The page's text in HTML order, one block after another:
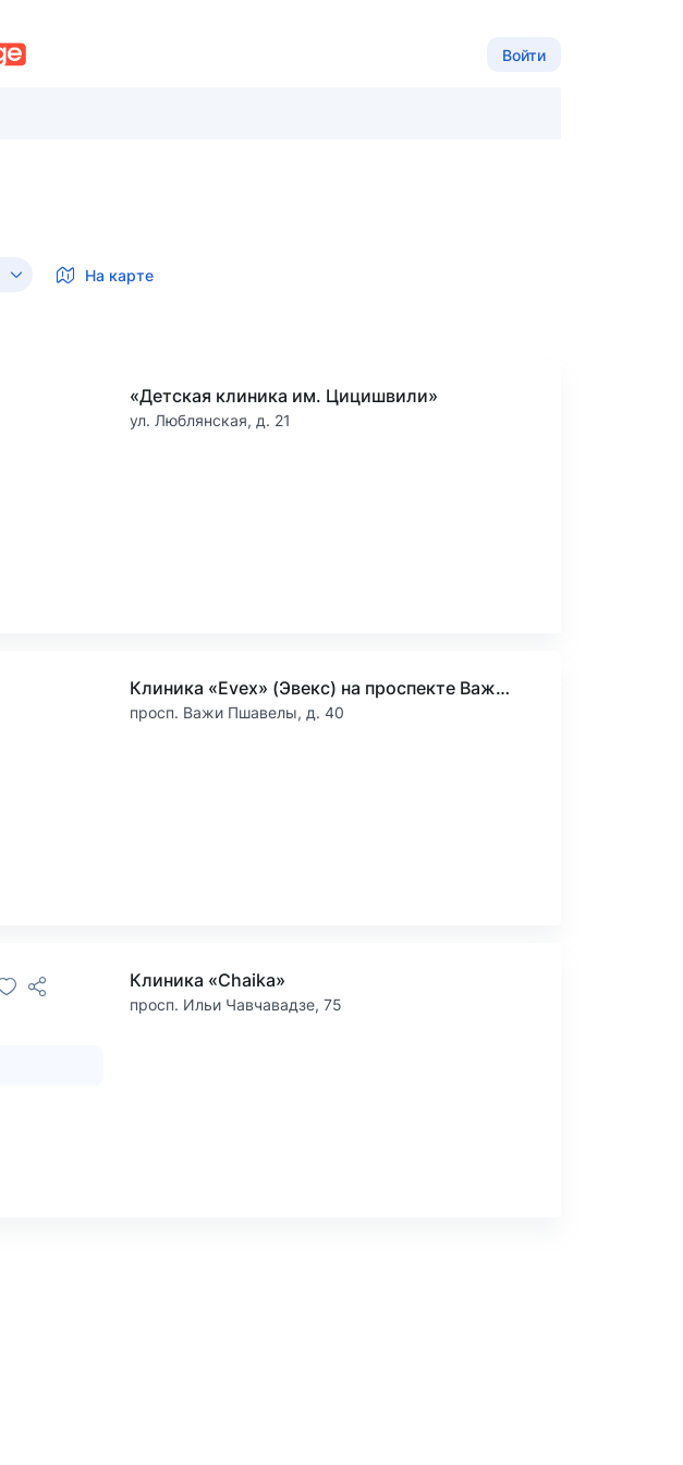
Войти
На карте
«Детская клиника им. Цицишвили»
ул. Люблянская, д. 21
Клиника «Evex» (Эвекс) на проспекте Важи Пшавелы
просп. Важи Пшавелы, д. 40
Клиника «Chaika»
просп. Ильи Чавчавадзе, 75